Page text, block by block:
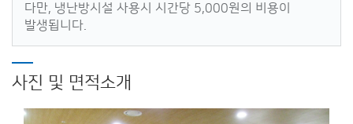
다만, 냉난방시설 사용시 시간당 5,000원의 비용이
발생됩니다.
사진 및 면적소개